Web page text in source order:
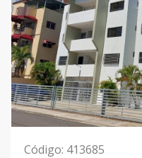
Código: 413685